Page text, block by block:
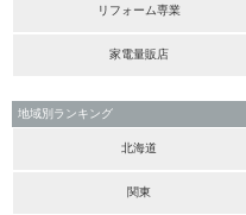
リフォーム専業
家電量販店
地域別ランキング
北海道
関東